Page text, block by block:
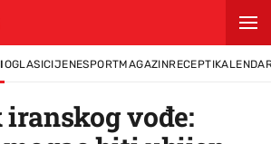
OGLASICIJENESPORTMAGAZINRECEPTI
vođe: